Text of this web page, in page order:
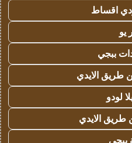
اقساط
يو
ببجي
طريق الايدي
لودو
الايدي
ببجي